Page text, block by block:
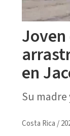
Joven
en
Su
Costa Rica /